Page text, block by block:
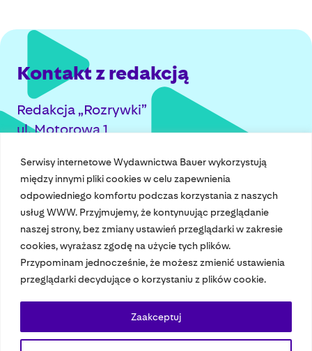
Serwisy internetowe Wydawnictwa Bauer wykorzystują
między innymi pliki cookies w celu zapewnienia
odpowiedniego komfortu podczas korzystania z naszych
usług WWW. Przyjmujemy, że kontynuując przeglądanie
naszej strony, bez zmiany ustawień przeglądarki w zakresie
cookies, wyrażasz zgodę na użycie tych plików.
Przypominam jednocześnie, że możesz zmienić ustawienia
przeglądarki decydujące o korzystaniu z plików cookie.
Zaakceptuj
Kontakt z redakcją
Redakcja „Rozrywki”
ul. Motorowa 1
Nasze czasopisma
Nasze strony